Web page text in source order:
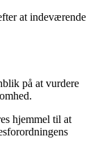
at indeværende
på at vurdere
hjemmel til at